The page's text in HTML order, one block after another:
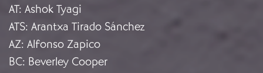
AT: Ashok Tyagi
ATS: Arantxa Tirado Sánchez
AZ: Alfonso Zapico
BC: Beverley Cooper